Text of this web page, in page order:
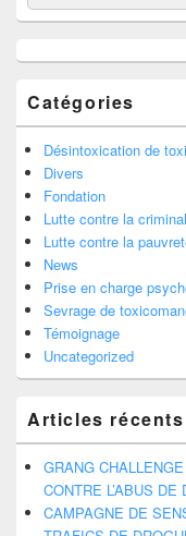
pour
la
latérale
Catégories
Désintoxication de
Divers
Fondation
Lutte contre la
Lutte contre la
News
Prise en charge
Sevrage de
Témoignage
Uncategorized
Articles récents
GRANG
CONTRE L’ABUS DE
CAMPAGNE DE